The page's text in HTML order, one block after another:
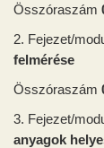
Összóraszám
2. Fejezet/
felmérése
Összóraszám
3. Fejezet/
anyagok